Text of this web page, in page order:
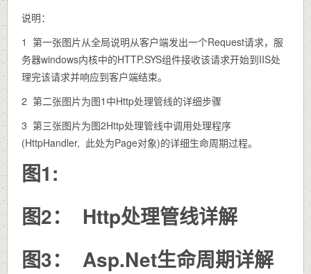
说明：
1 第一张图片从全局说明从客户端发出一个Request请求，服
务器windows内核中的HTTP.SYS组件接收该请求开始到IIS处
理完该请求并响应到客户端结束。
2 第二张图片为图1中Http处理管线的详细步骤
3 第三张图片为图2Http处理管线中调用处理程序
(HttpHandler, 此处为Page对象)的详细生命周期过程。
图1:
图2： Http处理管线详解
图3： Asp.Net生命周期详解